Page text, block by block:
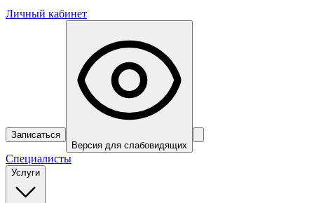
Личный кабинет
Записаться
Версия для слабовидящих
Специалисты
Услуги